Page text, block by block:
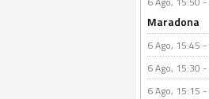
Maradona
6 Ago, 15:45 -
6 Ago, 15:30 -
6 Ago, 15:15 -